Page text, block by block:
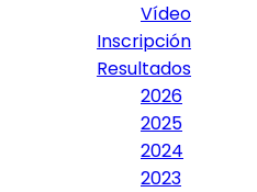
Vídeo
Inscripción
Resultados
2026
2025
2024
2023